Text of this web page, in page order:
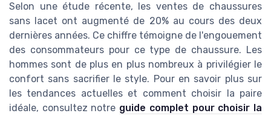
Selon une étude récente, les ventes de chaussures
sans lacet ont augmenté de 20% au cours des deux
dernières années. Ce chiffre témoigne de l'engouement
des consommateurs pour ce type de chaussure. Les
hommes sont de plus en plus nombreux à privilégier le
confort sans sacrifier le style. Pour en savoir plus sur
les tendances actuelles et comment choisir la paire
idéale, consultez notre guide complet pour choisir la